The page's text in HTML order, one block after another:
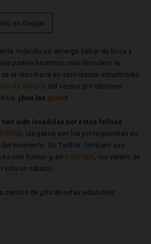
en Google
dejando un amargo sabor de boca y
podría hacernos más llevadera la
la repostería en cantidades industriales.
de música del vecino por décimos
¡Son los gatos!
sido invadidas por estos felinos
TikTok , los gatos son los protagonistas de
del momento. En Twitter, también son
con humor y, en YouTube , los vídeos de
sido un clásico.
cientos de gifs de estas adorables